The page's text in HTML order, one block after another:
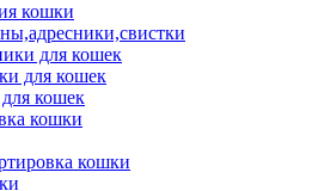
кошки
для кошек
для кошек
кошек
кошки
кошки